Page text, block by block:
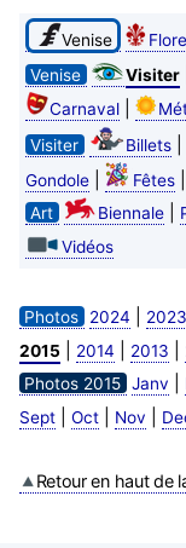
Venise
Venise
Visiter|
Carnaval|
Visiter
Billets|
Gondole| Fêtes|
Art
Biennale|
Vidéos
Photos 2024 2023
2015 2014 2013
Photos 2015 Janv
Sept| Oct| Nov
Retour en haut de